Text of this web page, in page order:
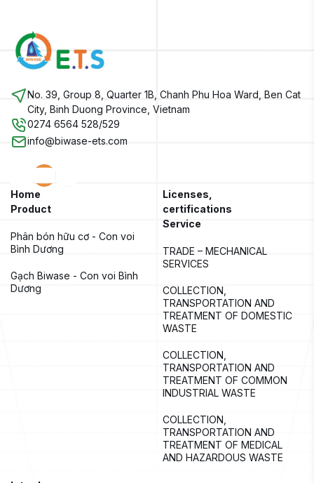
No. 39, Group 8, Quarter 1B, Chanh Phu Hoa Ward, Ben Cat
City, Binh Duong Province, Vietnam
0274 6564 528/529
info@biwase-ets.com
Home
Product
Phân bón hữu cơ - Con voi
Bình Dương
Gạch Biwase - Con voi Bình
Dương
Licenses,
certifications
Service
TRADE – MECHANICAL
SERVICES
COLLECTION,
TRANSPORTATION AND
TREATMENT OF DOMESTIC
WASTE
COLLECTION,
TRANSPORTATION AND
TREATMENT OF COMMON
INDUSTRIAL WASTE
COLLECTION,
TRANSPORTATION AND
TREATMENT OF MEDICAL
AND HAZARDOUS WASTE